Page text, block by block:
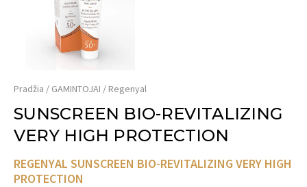
Pradžia GAMINTOJAI Regenyal
SUNSCREEN BIO-REVITALIZING
VERY HIGH PROTECTION
REGENYAL SUNSCREEN BIO-REVITALIZING VERY HIGH
PROTECTION